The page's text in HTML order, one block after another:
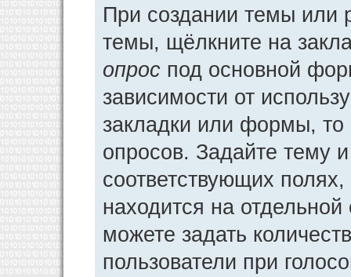
При создании темы или
темы, щёлкните на
опрос под основной
зависимости от
закладки или формы, то
опросов. Задайте тему
соответствующих
находится на
можете задать
пользователи при